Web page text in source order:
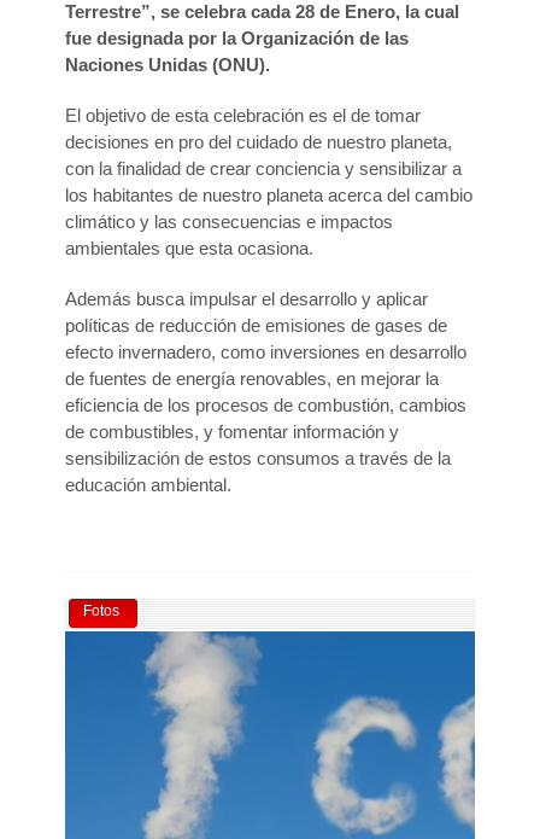
Terrestre”, se celebra cada 28 de Enero, la cual
fue designada por la Organización de las
Naciones Unidas (ONU).
El objetivo de esta celebración es el de tomar
decisiones en pro del cuidado de nuestro planeta,
con la finalidad de crear conciencia y sensibilizar a
los habitantes de nuestro planeta acerca del cambio
climático y las consecuencias e impactos
ambientales que esta ocasiona.
Además busca impulsar el desarrollo y aplicar
políticas de reducción de emisiones de gases de
efecto invernadero, como inversiones en desarrollo
de fuentes de energía renovables, en mejorar la
eficiencia de los procesos de combustión, cambios
de combustibles, y fomentar información y
sensibilización de estos consumos a través de la
educación ambiental.
Fotos